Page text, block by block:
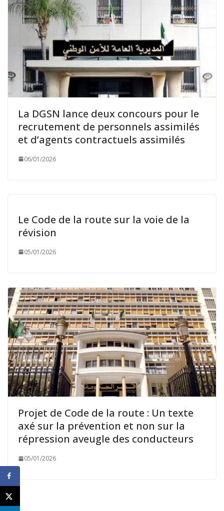
La DGSN lance deux concours pour le
recrutement de personnels assimilés
et d’agents contractuels assimilés
06/01/2026
Le Code de la route sur la voie de la
révision
05/01/2026
Projet de Code de la route : Un texte
axé sur la prévention et non sur la
répression aveugle des conducteurs
05/01/2026